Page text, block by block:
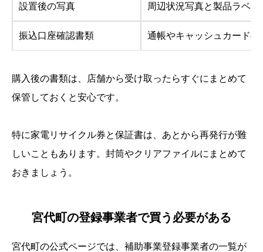
設置後の写真 周辺状況写真と製品ラベル
振込口座確認書類 通帳やキャッシュカードの
購入後の書類は、店舗から受け取ったらすぐにまとめて
保管しておくと安心です。
特に家電リサイクル券と保証書は、あとから再発行が難
しいこともあります。封筒やクリアファイルにまとめて
おきましょう。
宮代町の登録事業者で買う必要がある
宮代町の公式ページでは、補助事業登録事業者の一覧が